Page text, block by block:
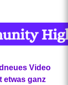
Video
etwas ganz